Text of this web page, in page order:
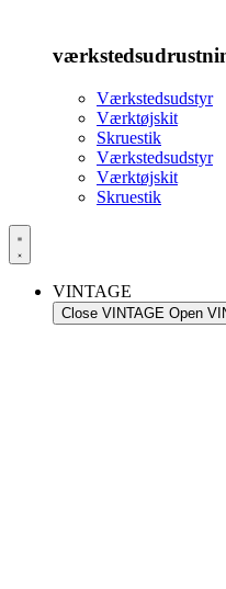
Værkstedsudstyr
Værktøjskit
Skruestik
Værkstedsudstyr
Værktøjskit
Skruestik
VINTAGE
Close VINTAGE Open